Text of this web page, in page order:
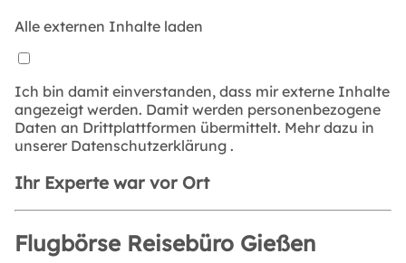
Alle externen Inhalte laden
Ich bin damit einverstanden, dass mir externe Inhalte
angezeigt werden. Damit werden personenbezogene
Daten an Drittplattformen übermittelt. Mehr dazu in
unserer Datenschutzerklärung .
Ihr Experte war vor Ort
Flugbörse Reisebüro Gießen